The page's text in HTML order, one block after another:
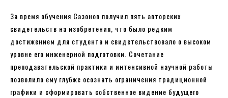
За время обучения Сазонов получил пять авторских
свидетельств на изобретения, что было редким
достижением для студента и свидетельствовало о высоком
уровне его инженерной подготовки. Сочетание
преподавательской практики и интенсивной научной работы
позволило ему глубже осознать ограничения традиционной
графики и сформировать собственное видение будущего